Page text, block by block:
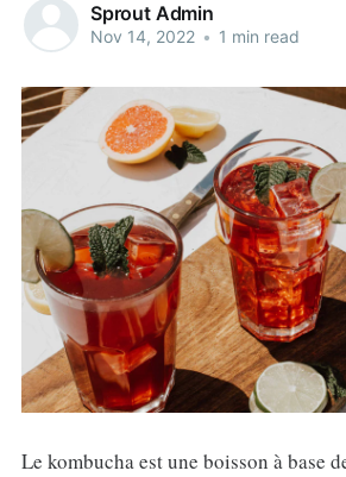
Sprout Admin
Nov 14, 2022 • 1 min read
Le kombucha est une boisson à base